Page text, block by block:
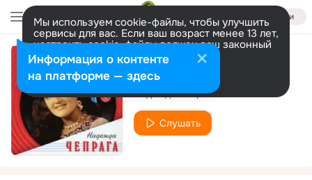
Войти
Мы используем cookie-файлы, чтобы улучшить
сервисы для вас. Если ваш возраст менее 13 лет,
настроить cookie-файлы должен ваш законный
представитель. Больше информации
Разрешить все Настроить
Я вижу тебя
Надежда Чепрага
Слушать
Информация о контенте
на платформе — здесь